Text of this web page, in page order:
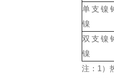
单支镍
镍
双支镍
镍
注：1）